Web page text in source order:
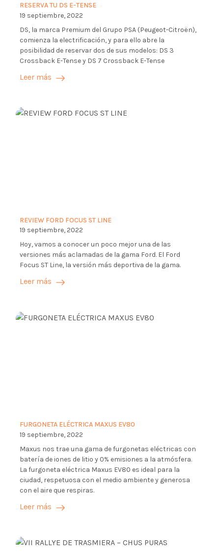
RESERVA TU DS E-TENSE
19 septiembre, 2022
DS, la marca Premium del Grupo PSA (Peugeot-Citroën),
comienza la electrificación, y para ello abre la
posibilidad de reservar dos de sus modelos: DS 3
Crossback E-Tense y DS 7 Crossback E-Tense
Leer más
REVIEW FORD FOCUS ST LINE
19 septiembre, 2022
Hoy, vamos a conocer un poco mejor una de las
versiones más aclamadas de la gama Ford. El Ford
Focus ST Line, la versión más deportiva de la gama.
Leer más
FURGONETA ELÉCTRICA MAXUS EV80
19 septiembre, 2022
Maxus nos trae una gama de furgonetas eléctricas con
batería de iones de litio y 0% emisiones a la atmósfera.
La furgoneta eléctrica Maxus EV80 es ideal para la
ciudad, respetuosa con el medio ambiente y generosa
con el aire que respiras.
Leer más